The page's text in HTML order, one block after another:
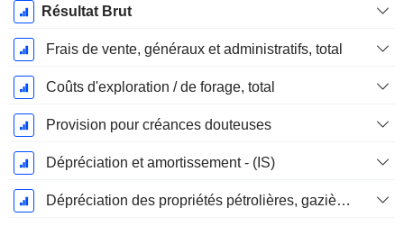
Résultat Brut
Frais de vente, généraux et administratifs, total
Coûts d'exploration / de forage, total
Provision pour créances douteuses
Dépréciation et amortissement - (IS)
Dépréciation des propriétés pétrolières, gazières et minérales - (IS)